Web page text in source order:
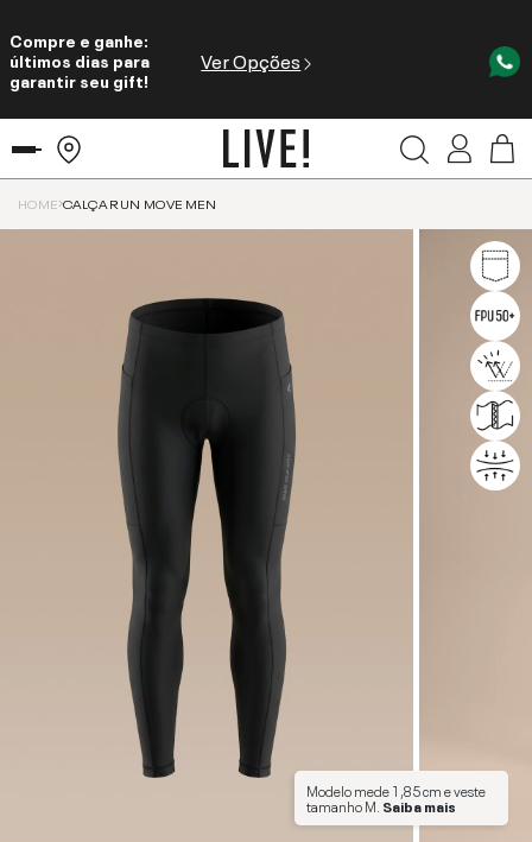
Compre e ganhe:
últimos dias para
garantir seu gift!
Ver Opções
HOME CALÇA RUN MOVE MEN
Modelo mede1,85 cme veste
tamanhoM Saiba mais